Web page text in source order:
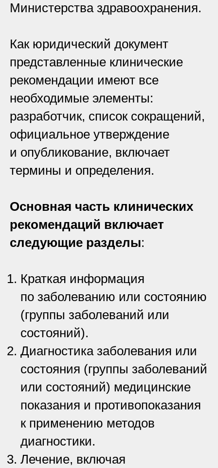
Министерства здравоохранения.
Как юридический документ
представленные клинические
рекомендации имеют все
необходимые элементы:
разработчик, список сокращений,
официальное утверждение
и опубликование, включает
термины и определения.
Основная часть клинических
рекомендаций включает
следующие разделы:
Краткая информация
по заболеванию или состоянию
(группы заболеваний или
состояний).
Диагностика заболевания или
состояния (группы заболеваний
или состояний) медицинские
показания и противопоказания
к применению методов
диагностики.
Лечение, включая